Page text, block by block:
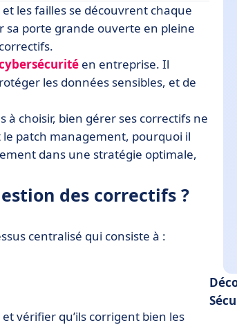
?
les failles se découvrent chaque
sa porte grande ouverte en pleine
en entreprise. Il
les données sensibles, et de
choisir, bien gérer ses correctifs ne
le patch management, pourquoi il
dans une stratégie optimale,
des correctifs ?
centralisé qui consiste à :
vérifier qu’ils corrigent bien les